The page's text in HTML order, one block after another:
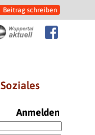
Beitrag schreiben
Anmelden